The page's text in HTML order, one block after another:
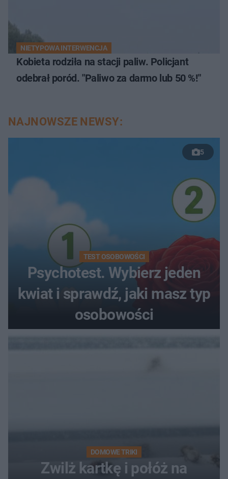
NIETYPOWA INTERWENCJA
Kobieta rodziła na stacji paliw. Policjant
odebrał poród. "Paliwo za darmo lub 50 %!"
NAJNOWSZE NEWSY:
5
TEST OSOBOWOŚCI
Psychotest. Wybierz jeden
kwiat i sprawdź, jaki masz typ
osobowości
DOMOWE TRIKI
Zwilż kartkę i połóż na